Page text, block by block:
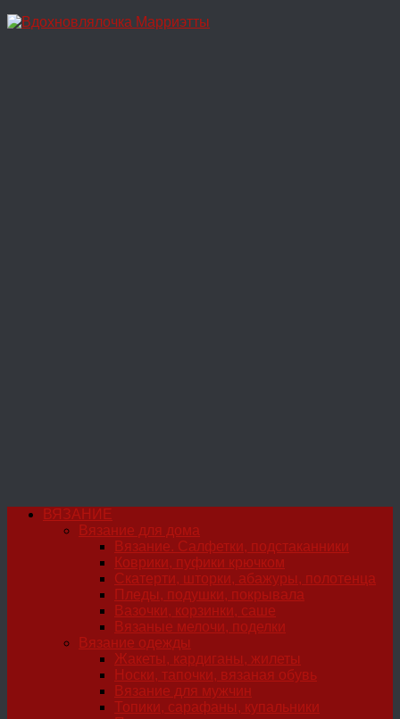
Перейти
ВЯЗАНИЕ
Вязание для дома
Вязание. Салфетки, подстаканники
Коврики, пуфики крючком
Скатерти, шторки, абажуры, полотенца
Пледы, подушки, покрывала
Вазочки, корзинки, саше
Вязаные мелочи, поделки
Вязание одежды
Жакеты, кардиганы, жилеты
Носки, тапочки, вязаная обувь
Вязание для мужчин
Топики, сарафаны, купальники